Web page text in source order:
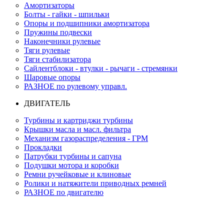
Амортизаторы
Болты - гайки - шпильки
Опоры и подшипники амортизатора
Пружины подвески
Наконечники рулевые
Тяги рулевые
Тяги стабилизатора
Сайлентблоки - втулки - рычаги - стремянки
Шаровые опоры
РАЗНОЕ по рулевому управл.
ДВИГАТЕЛЬ
Турбины и картриджи турбины
Крышки масла и масл. фильтра
Механизм газораспределения - ГРМ
Прокладки
Патрубки турбины и сапуна
Подушки мотора и коробки
Ремни ручейковые и клиновые
Ролики и натяжители приводных ремней
РАЗНОЕ по двигателю